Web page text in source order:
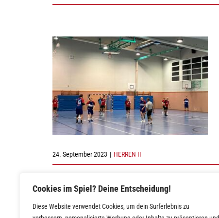
Cookies im Spiel? Deine Entscheidung!
Diese Website verwendet Cookies, um dein Surferlebnis zu
24. September 2023 | HERREN II